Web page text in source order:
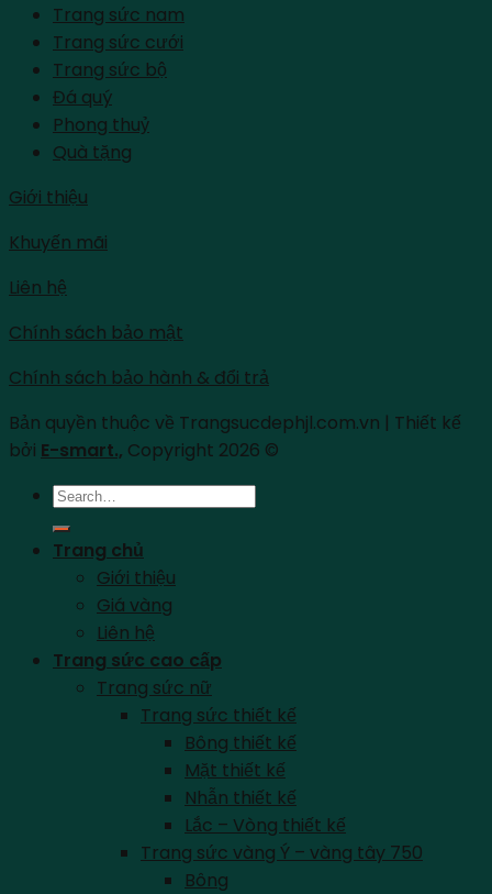
Trang sức nam
Trang sức cưới
Trang sức bộ
Đá quý
Phong thuỷ
Quà tặng
Giới thiệu
Khuyến mãi
Liên hệ
Chính sách bảo mật
Chính sách bảo hành & đổi trả
Bản quyền thuộc về Trangsucdephjl.com.vn | Thiết kế
bởi E-smart., Copyright 2026 ©
Search
for:
Trang chủ
Giới thiệu
Giá vàng
Liên hệ
Trang sức cao cấp
Trang sức nữ
Trang sức thiết kế
Bông thiết kế
Mặt thiết kế
Nhẫn thiết kế
Lắc – Vòng thiết kế
Trang sức vàng Ý – vàng tây 750
Bông